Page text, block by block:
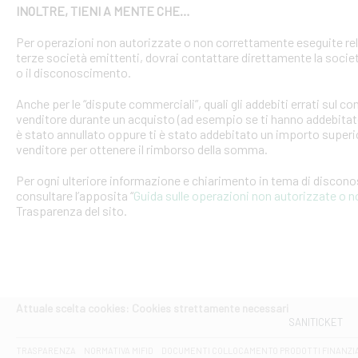
INOLTRE, TIENI A MENTE CHE…
Per operazioni non autorizzate o non correttamente eseguite
terze società emittenti, dovrai contattare direttamente la
o il disconoscimento.
Anche per le “dispute commerciali”, quali gli addebiti errati sul
venditore durante un acquisto (ad esempio se ti hanno
è stato annullato oppure ti è stato addebitato un importo
venditore per ottenere il rimborso della somma.
Per ogni ulteriore informazione e chiarimento in tema di
consultare l’apposita “Guida sulle operazioni non autorizzate o
Trasparenza del sito.
SANITICKET